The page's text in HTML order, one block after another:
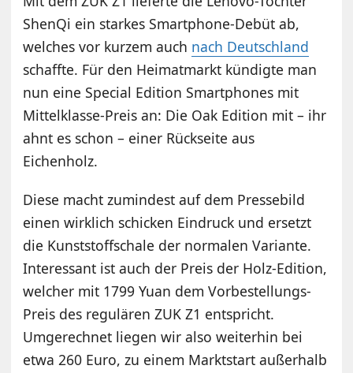
ShenQi ein starkes Smartphone-Debüt ab,
welches vor kurzem auch nach Deutschland
schaffte. Für den Heimatmarkt kündigte man
nun eine Special Edition Smartphones mit
Mittelklasse-Preis an: Die Oak Edition mit – ihr
ahnt es schon – einer Rückseite aus
Eichenholz.
Diese macht zumindest auf dem Pressebild
einen wirklich schicken Eindruck und ersetzt
die Kunststoffschale der normalen Variante.
Interessant ist auch der Preis der Holz-Edition,
welcher mit 1799 Yuan dem Vorbestellungs-
Preis des regulären ZUK Z1 entspricht.
Umgerechnet liegen wir also weiterhin bei
etwa 260 Euro, zu einem Marktstart außerhalb